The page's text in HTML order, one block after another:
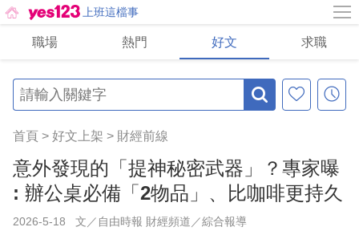
上班這檔事
職場 熱門 好文 求職
首頁 > 好文上架 > 財經前線
意外發現的「提神秘密武器」？專家曝
: 辦公桌必備「2物品」、比咖啡更持久
2026-5-18
文／自由時報 財經頻道／綜合報導